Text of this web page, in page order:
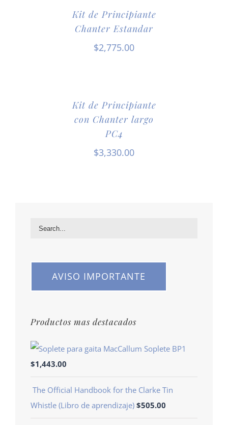
Kit de Principiante
Chanter Estandar
$2,775.00
Kit de Principiante
con Chanter largo
PC4
$3,330.00
AVISO IMPORTANTE
Productos mas destacados
Soplete BP1
$1,443.00
The Official Handbook for the Clarke Tin
Whistle (Libro de aprendizaje) $505.00